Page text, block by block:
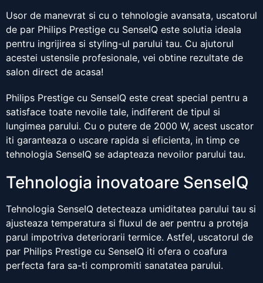
Usor de manevrat si cu o tehnologie avansata, uscatorul
de par Philips Prestige cu SenseIQ este solutia ideala
pentru ingrijirea si styling-ul parului tau. Cu ajutorul
acestei ustensile profesionale, vei obtine rezultate de
salon direct de acasa!
Philips Prestige cu SenseIQ este creat special pentru a
satisface toate nevoile tale, indiferent de tipul si
lungimea parului. Cu o putere de 2000 W, acest uscator
iti garanteaza o uscare rapida si eficienta, in timp ce
tehnologia SenseIQ se adapteaza nevoilor parului tau.
Tehnologia inovatoare SenseIQ
Tehnologia SenseIQ detecteaza umiditatea parului tau si
ajusteaza temperatura si fluxul de aer pentru a proteja
parul impotriva deteriorarii termice. Astfel, uscatorul de
par Philips Prestige cu SenseIQ iti ofera o coafura
perfecta fara sa-ti compromiti sanatatea parului.